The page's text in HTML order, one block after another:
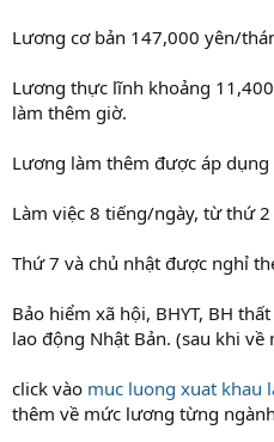
Lương cơ bản 147,000 yên/
Lương thực lĩnh khoảng
làm thêm giờ.
Lương làm thêm được áp
Làm việc 8 tiếng/ngày, từ thứ
Thứ 7 và chủ nhật được nghỉ
Bảo hiểm xã hội, BHYT, BH
lao động Nhật Bản. (sau khi
click vào muc luong xuat khau
thêm về mức lương từng